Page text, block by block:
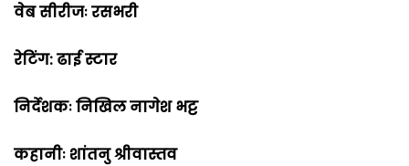
वेब सीरीजः रसभरी
रेटिंग: ढाई स्टार
निर्देशकः निखिल नागेश भट्ट
कहानीः शांतनु श्रीवास्तव